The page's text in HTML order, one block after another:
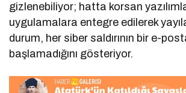
gizlenebiliyor; hatta korsan
uygulamalara entegre edilerek
durum, her siber saldırının bir e-
başlamadığını gösteriyor.